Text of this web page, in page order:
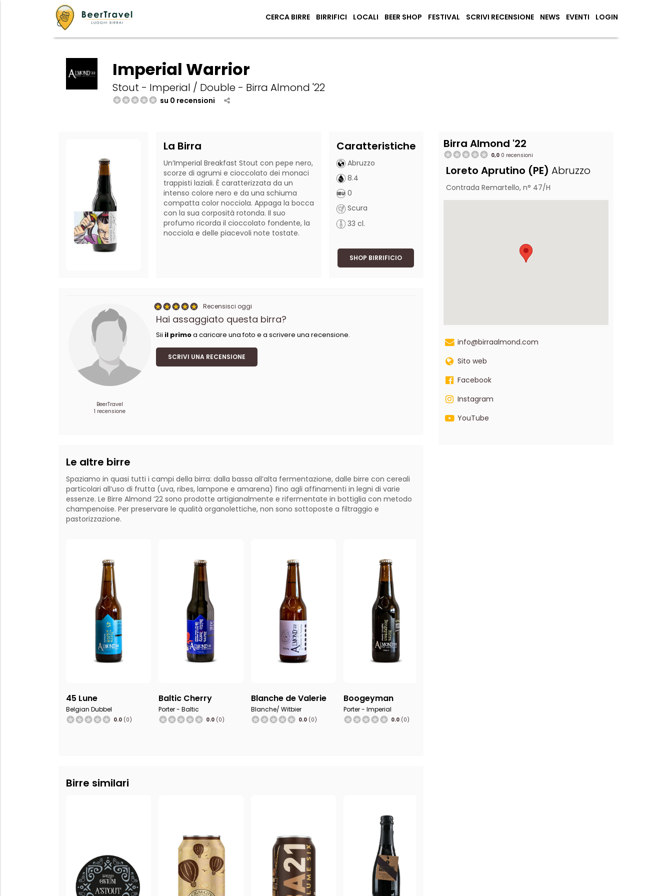
CERCA BIRRE BIRRIFICI LOCALI BEER SHOP FESTIVAL SCRIVI RECENSIONE NEWS EVENTI LOGIN
Imperial Warrior
Stout - Imperial / Double - Birra Almond '22
su 0 recensioni
La Birra
Un’Imperial Breakfast Stout con pepe nero,
scorze di agrumi e cioccolato dei monaci
trappisti laziali. È caratterizzata da un
intenso colore nero e da una schiuma
compatta color nocciola. Appaga la bocca
con la sua corposità rotonda. Il suo
profumo ricorda il cioccolato fondente, la
nocciola e delle piacevoli note tostate.
Caratteristiche
Abruzzo
8.4
0
Scura
33 cl.
SHOP BIRRIFICIO
BeerTravel
1 recensione
Recensisci oggi
Hai assaggiato questa birra?
Sii il primoa caricare una foto e a scrivere una recensione.
SCRIVI UNA RECENSIONE
Le altre birre
Spaziamo in quasi tutti i campi della birra: dalla bassa all’alta fermentazione, dalle birre con cereali
particolari all’uso di frutta (uva, ribes, lampone e amarena) fino agli affinamenti in legni di varie
essenze. Le Birre Almond ’22 sono prodotte artigianalmente e rifermentate in bottiglia con metodo
champenoise. Per preservare le qualità organolettiche, non sono sottoposte a filtraggio e
pastorizzazione.
45 Lune
Belgian Dubbel
0.0 (0)
Baltic Cherry
Porter - Baltic
0.0 (0)
Blanche de Valerie
Blanche/ Witbier
0.0 (0)
Boogeyman
Porter - Imperial
0.0 (0)
Birre similari
Birra Almond '22
0,0 0 recensioni
Loreto Aprutino (PE) Abruzzo
Contrada Remartello, n° 47/H
info@birraalmond.com
Sito web
Facebook
Instagram
YouTube